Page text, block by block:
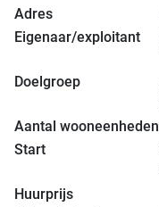
Adres
Eigenaar/exploitant
Doelgroep
Aantal wooneenheden
Start
Huurprijs